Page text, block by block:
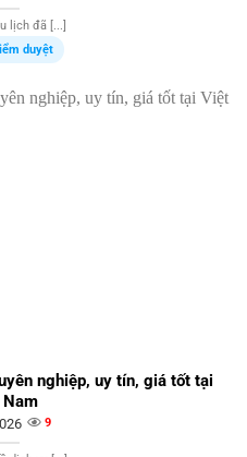
lịch đã [...]
duyệt
nghiệp, uy tín, giá tốt tại
9